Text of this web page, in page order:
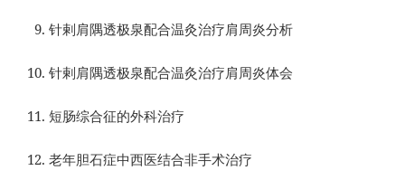
针剌肩隅透极泉配合温灸治疗肩周炎分析
针剌肩隅透极泉配合温灸治疗肩周炎体会
短肠综合征的外科治疗
老年胆石症中西医结合非手术治疗